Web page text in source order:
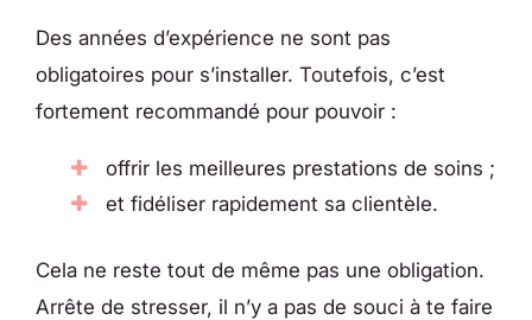
Des années d’expérience ne sont pas
obligatoires pour s’installer. Toutefois, c’est
fortement recommandé pour pouvoir :
offrir les meilleures prestations de soins ;
et fidéliser rapidement sa clientèle.
Cela ne reste tout de même pas une obligation.
Arrête de stresser, il n’y a pas de souci à te faire